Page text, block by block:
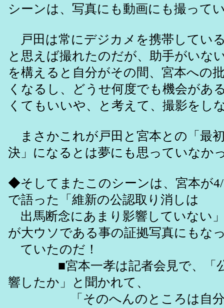
シーンは、写真にも動画にも撮って
戸田は常にデジカメを携帯してい
と思えば撮れたのだが、助手がいな
を構えると自分がその間、宮本への
くなるし、どうせ何度でも機会があ
くてもいいや、と考えて、撮影をし
まさかこれが戸田と宮本との「最
決」になるとは夢にも思っていなか
◆そしてまたこのシーンは、宮本が
で語った「維新の公認取り消しは
出馬断念にあまり影響していない
が大ウソである事の証拠写真にもな
ていたのだ！
■宮本一孝は記者会見で、「公
響したか」と聞かれて、
「そのへんのところは自分